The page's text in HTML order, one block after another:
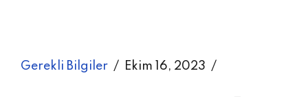
Gerekli Bilgiler Ekim 16, 2023